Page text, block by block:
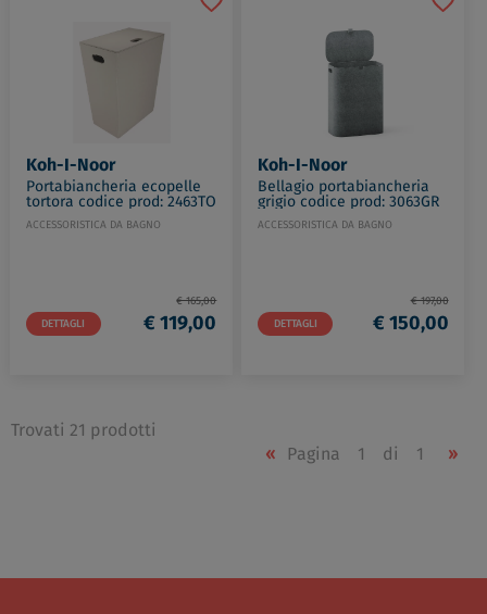
Koh-I-Noor
Portabiancheria ecopelle
tortora codice prod: 2463TO
ACCESSORISTICA DA BAGNO
DETTAGLI
€ 165,00
€ 119,00
Koh-I-Noor
Bellagio portabiancheria
grigio codice prod: 3063GR
ACCESSORISTICA DA BAGNO
DETTAGLI
€ 197,00
€ 150,00
Trovati 21 prodotti
« Pagina 1 di 1 »